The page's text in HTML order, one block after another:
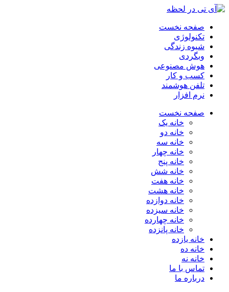
صفحه نخست
تکنولوژی
شیوه زندگی
وبگردی
هوش مصنوعی
کسب و کار
تلفن هوشمند
نرم افزار
صفحه نخست
خانه یک
خانه دو
خانه سه
خانه چهار
خانه پنج
خانه شش
خانه هفت
خانه هشت
خانه دوازده
خانه سیزده
خانه چهارده
خانه پانزده
خانه یازده
خانه ده
خانه نه
تماس با ما
درباره ما